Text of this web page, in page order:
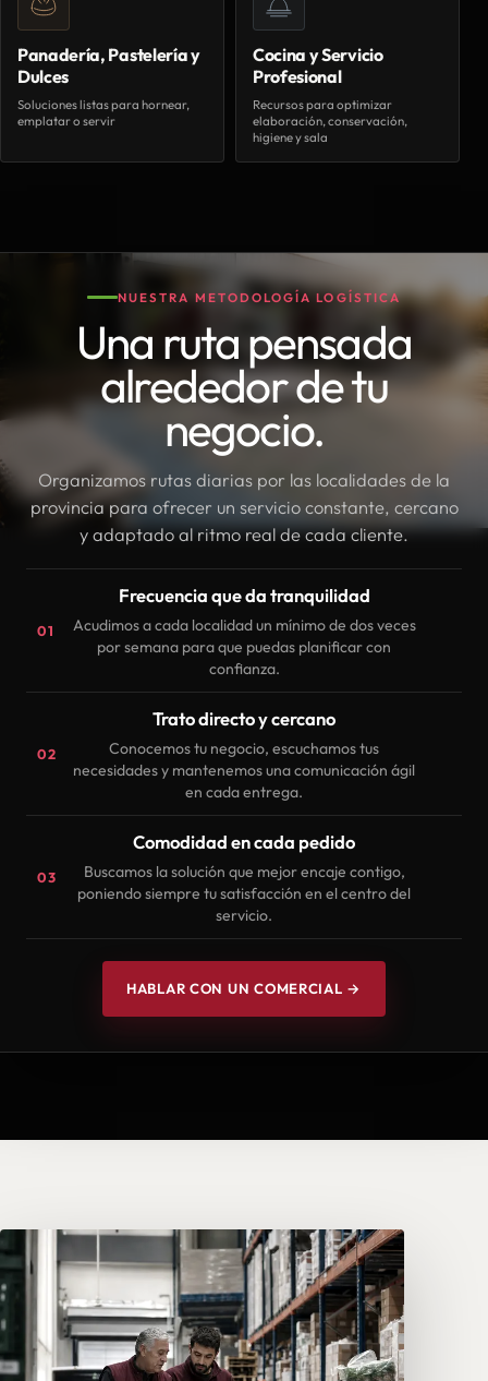
Panadería, Pastelería y
Dulces
Soluciones listas para hornear,
emplatar o servir
Cocina y Servicio
Profesional
Recursos para optimizar
elaboración, conservación,
higiene y sala
NUESTRA METODOLOGÍA LOGÍSTICA
Una ruta pensada
alrededor de tu
negocio.
Organizamos rutas diarias por las localidades de la
provincia para ofrecer un servicio constante, cercano
y adaptado al ritmo real de cada cliente.
01
Frecuencia que da tranquilidad
Acudimos a cada localidad un mínimo de dos veces
por semana para que puedas planificar con
confianza.
02
Trato directo y cercano
Conocemos tu negocio, escuchamos tus
necesidades y mantenemos una comunicación ágil
en cada entrega.
03
Comodidad en cada pedido
Buscamos la solución que mejor encaje contigo,
poniendo siempre tu satisfacción en el centro del
servicio.
HABLAR CON UN COMERCIAL →